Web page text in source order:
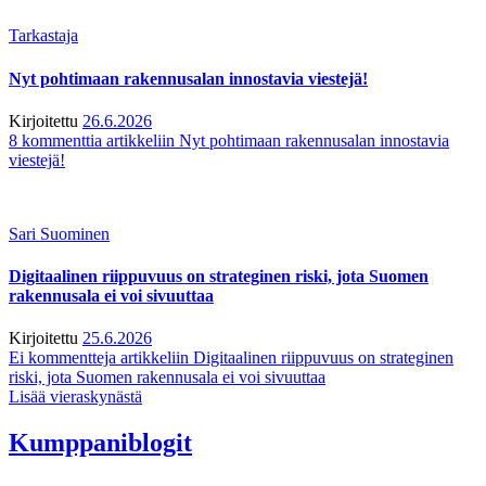
Tarkastaja
Nyt pohtimaan rakennusalan innostavia viestejä!
Kirjoitettu 26.6.2026
8 kommenttia artikkeliin Nyt pohtimaan rakennusalan innostavia
viestejä!
Sari Suominen
Digitaalinen riippuvuus on strateginen riski, jota Suomen
rakennusala ei voi sivuuttaa
Kirjoitettu 25.6.2026
Ei kommentteja artikkeliin Digitaalinen riippuvuus on strateginen
riski, jota Suomen rakennusala ei voi sivuuttaa
Lisää vieraskynästä
Kumppaniblogit